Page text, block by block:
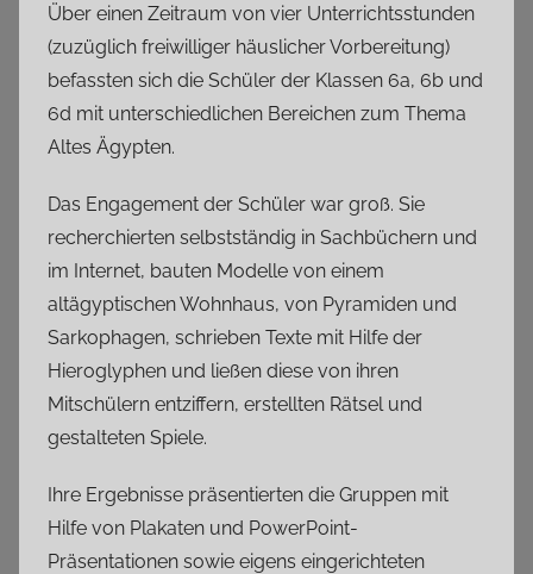
Über einen Zeitraum von vier Unterrichtsstunden
(zuzüglich freiwilliger häuslicher Vorbereitung)
befassten sich die Schüler der Klassen 6a, 6b und
6d mit unterschiedlichen Bereichen zum Thema
Altes Ägypten.
Das Engagement der Schüler war groß. Sie
recherchierten selbstständig in Sachbüchern und
im Internet, bauten Modelle von einem
altägyptischen Wohnhaus, von Pyramiden und
Sarkophagen, schrieben Texte mit Hilfe der
Hieroglyphen und ließen diese von ihren
Mitschülern entziffern, erstellten Rätsel und
gestalteten Spiele.
Ihre Ergebnisse präsentierten die Gruppen mit
Hilfe von Plakaten und PowerPoint-
Präsentationen sowie eigens eingerichteten